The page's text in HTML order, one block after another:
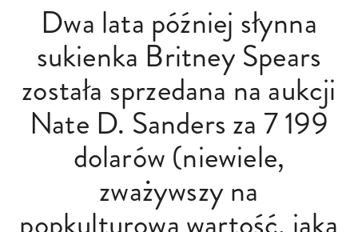
Dwa lata później słynna
sukienka Britney Spears
została sprzedana na aukcji
Nate D. Sanders za 7 199
dolarów (niewiele,
zważywszy na